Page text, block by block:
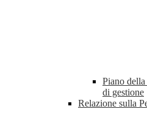
Piano
di gestione
Relazione sulla